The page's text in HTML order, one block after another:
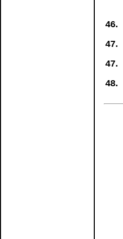
46.
47.
47.
48.